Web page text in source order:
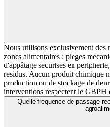
Nous utilisons exclusivement des
zones alimentaires : pieges
d'appâtage securises en
residus. Aucun produit chimique
production ou de stockage de
interventions respectent le GBPH
Quelle frequence de passage